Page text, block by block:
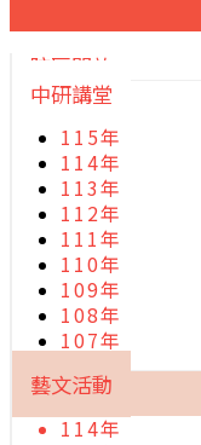
院區開放
中研講堂
115年
114年
113年
112年
111年
110年
109年
108年
107年
藝文活動
114年